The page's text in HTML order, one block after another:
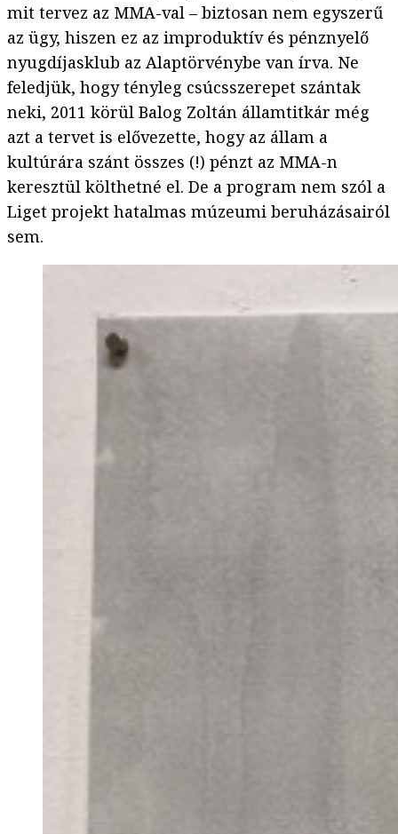
mit tervez az MMA-val – biztosan nem egyszerű
az ügy, hiszen ez az improduktív és pénznyelő
nyugdíjasklub az Alaptörvénybe van írva. Ne
feledjük, hogy tényleg csúcsszerepet szántak
neki, 2011 körül Balog Zoltán államtitkár még
azt a tervet is elővezette, hogy az állam a
kultúrára szánt összes (!) pénzt az MMA-n
keresztül költhetné el. De a program nem szól a
Liget projekt hatalmas múzeumi beruházásairól
sem.